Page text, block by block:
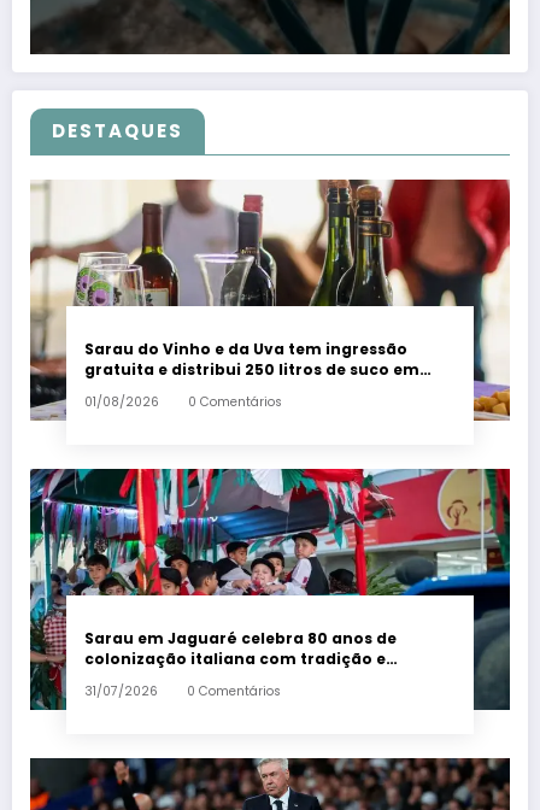
DESTAQUES
Sarau do Vinho e da Uva tem ingressão
gratuita e distribui 250 litros de suco em
Santa Teresa – Em Dia ES
01/08/2026 0 Comentários
Sarau em Jaguaré celebra 80 anos de
colonização italiana com tradição e
trambolhão da polenta – Em Dia ES
31/07/2026 0 Comentários